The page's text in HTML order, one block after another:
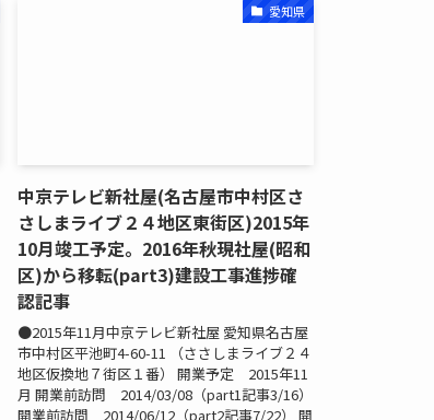
愛知県
中京テレビ新社屋(名古屋市中村区さ
さしまライブ２４地区東街区)2015年
10月竣工予定。2016年秋現社屋(昭和
区)から移転(part3)建設工事進捗確
認記事
●2015年11月中京テレビ新社屋 愛知県名古屋
市中村区平池町4-60-11 （ささしまライブ２４
地区仮換地７街区１番） 開業予定 2015年11
月 開業前訪問 2014/03/08（part1記事3/16）
開業前訪問 2014/06/12（part2記事7/22） 開